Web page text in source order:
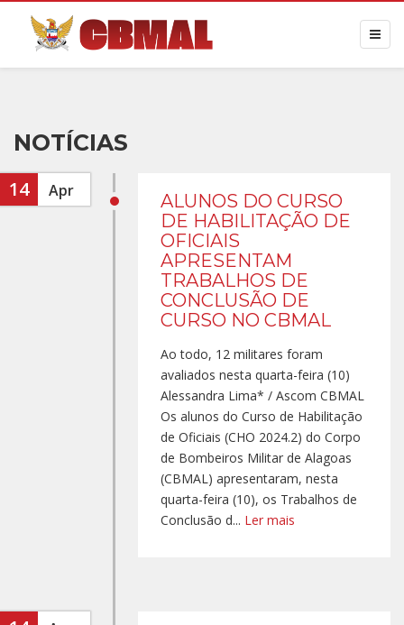
NOTÍCIAS
14 Apr
ALUNOS DO CURSO
DE HABILITAÇÃO DE
OFICIAIS
APRESENTAM
TRABALHOS DE
CONCLUSÃO DE
CURSO NO CBMAL
Ao todo, 12 militares foram
avaliados nesta quarta-feira (10)
Alessandra Lima* / Ascom CBMAL
Os alunos do Curso de Habilitação
de Oficiais (CHO 2024.2) do Corpo
de Bombeiros Militar de Alagoas
(CBMAL) apresentaram, nesta
quarta-feira (10), os Trabalhos de
Conclusão d... Ler mais